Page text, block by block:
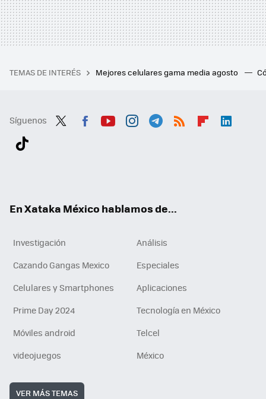
TEMAS DE INTERÉS Mejores celulares gama media agosto
Síguenos
En Xataka México hablamos de...
Investigación
Análisis
Cazando Gangas Mexico
Especiales
Celulares y Smartphones
Aplicaciones
Prime Day 2024
Tecnología en México
Móviles android
Telcel
videojuegos
México
VER MÁS TEMAS